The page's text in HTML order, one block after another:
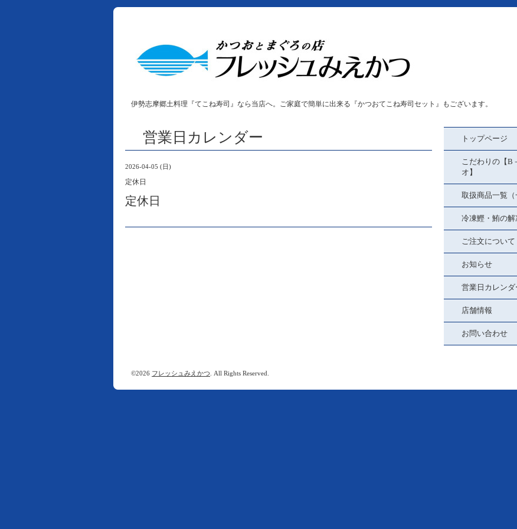
伊勢志摩郷土料理『てこね寿司』なら当店へ。ご家庭で簡単に出来る『かつおてこね寿司セット』もございます。
営業日カレンダー
2026-04-05 (日)
定休日
定休日
トップページ
こだわりの【B
オ】
取扱商品一覧（
冷凍鰹・鮪の解
ご注文について
お知らせ
営業日カレンダ
店舗情報
お問い合わせ
©2026 フレッシュみえかつ . All Rights Reserved.